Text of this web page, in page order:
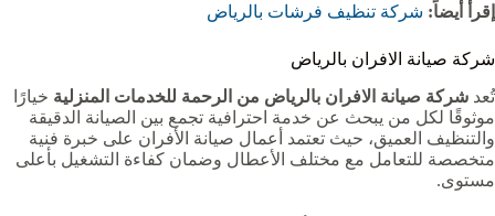
إقرأ أيضاً: شركة تنظيف فرشات بالرياض
شركة صيانة الافران بالرياض
تُعد شركة صيانة الافران بالرياض من الرحمة للخدمات المنزلية خيارًا
موثوقًا لكل من يبحث عن خدمة احترافية تجمع بين الصيانة الدقيقة
والتنظيف العميق، حيث تعتمد أعمال صيانة الأفران على خبرة فنية
متخصصة للتعامل مع مختلف الأعطال وضمان كفاءة التشغيل بأعلى
مستوى.